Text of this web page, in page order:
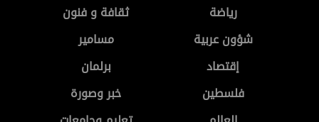
رياضة
ثقافة و فنون
شؤون عربية
مسامير
إقتصاد
برلمان
فلسطين
خبر وصورة